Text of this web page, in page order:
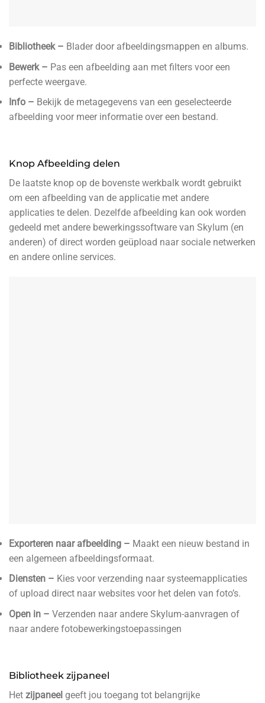
Bibliotheek – Blader door afbeeldingsmappen en albums.
Bewerk – Pas een afbeelding aan met filters voor een
perfecte weergave.
Info – Bekijk de metagegevens van een geselecteerde
afbeelding voor meer informatie over een bestand.
Knop Afbeelding delen
De laatste knop op de bovenste werkbalk wordt gebruikt
om een ​​afbeelding van de applicatie met andere
applicaties te delen. Dezelfde afbeelding kan ook worden
gedeeld met andere bewerkingssoftware van Skylum (en
anderen) of direct worden geüpload naar sociale netwerken
en andere online services.
Exporteren naar afbeelding – Maakt een nieuw bestand in
een algemeen afbeeldingsformaat.
Diensten – Kies voor verzending naar systeemapplicaties
of upload direct naar websites voor het delen van foto’s.
Open in – Verzenden naar andere Skylum-aanvragen of
naar andere fotobewerkingstoepassingen
Bibliotheek zijpaneel
Het zijpaneel geeft jou toegang tot belangrijke